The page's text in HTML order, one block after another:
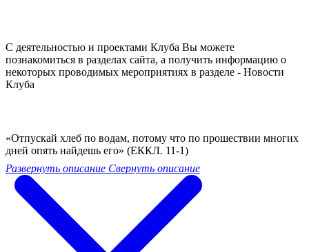
C деятельностью и проектами Клуба Вы можете
познакомиться в разделах сайта, а получить информацию о
некоторых проводимых мероприятиях в разделе - Новости
Клуба
«Отпускай хлеб по водам, потому что по прошествии многих
дней опять найдешь его» (ЕККЛ. 11-1)
Развернуть описание Свернуть описание